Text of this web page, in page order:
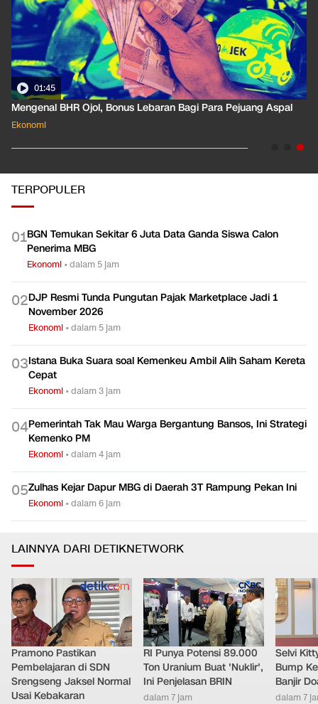
01:35
Pahami Dampak Kenaikan Suku Bunga Acuan ke Cicilan KPR
Ekonomi
TERPOPULER
01BGN Temukan Sekitar 6 Juta Data Ganda Siswa Calon
Penerima MBG
Ekonomi •dalam 5 jam
02DJP Resmi Tunda Pungutan Pajak Marketplace Jadi 1
November 2026
Ekonomi •dalam 5 jam
03Istana Buka Suara soal Kemenkeu Ambil Alih Saham Kereta
Cepat
Ekonomi •dalam 3 jam
04Pemerintah Tak Mau Warga Bergantung Bansos, Ini Strategi
Kemenko PM
Ekonomi •dalam 4 jam
05Zulhas Kejar Dapur MBG di Daerah 3T Rampung Pekan Ini
Ekonomi •dalam 6 jam
LAINNYA DARI DETIKNETWORK
Pramono Pastikan
Pembelajaran di SDN
Srengseng Jaksel Normal
Usai Kebakaran
RI Punya Potensi 89.000
Ton Uranium Buat 'Nuklir',
Ini Penjelasan BRIN
dalam 7 jam
Selvi
Bump
Banjir
dalam 7